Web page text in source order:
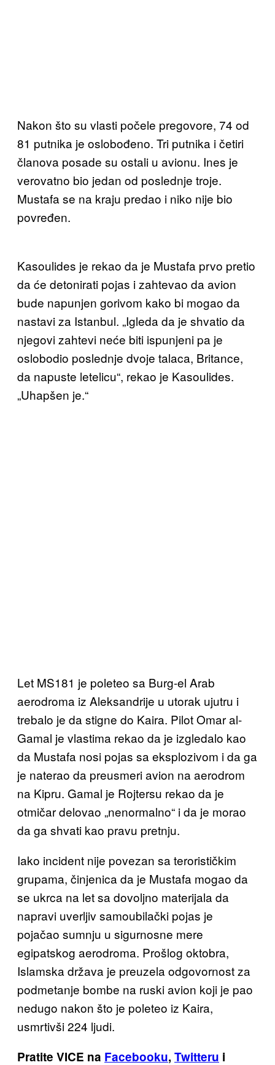
Nakon što su vlasti počele pregovore, 74 od
81 putnika je oslobođeno. Tri putnika i četiri
članova posade su ostali u avionu. Ines je
verovatno bio jedan od poslednje troje.
Mustafa se na kraju predao i niko nije bio
povređen.
Kasoulides je rekao da je Mustafa prvo pretio
da će detonirati pojas i zahtevao da avion
bude napunjen gorivom kako bi mogao da
nastavi za Istanbul. „Igleda da je shvatio da
njegovi zahtevi neće biti ispunjeni pa je
oslobodio poslednje dvoje talaca, Britance,
da napuste letelicu“, rekao je Kasoulides.
„Uhapšen je.“
Let MS181 je poleteo sa Burg-el Arab
aerodroma iz Aleksandrije u utorak ujutru i
trebalo je da stigne do Kaira. Pilot Omar al-
Gamal je vlastima rekao da je izgledalo kao
da Mustafa nosi pojas sa eksplozivom i da ga
je naterao da preusmeri avion na aerodrom
na Kipru. Gamal je Rojtersu rekao da je
otmičar delovao „nenormalno“ i da je morao
da ga shvati kao pravu pretnju.
Iako incident nije povezan sa terorističkim
grupama, činjenica da je Mustafa mogao da
se ukrca na let sa dovoljno materijala da
napravi uverljiv samoubilački pojas je
pojačao sumnju u sigurnosne mere
egipatskog aerodroma. Prošlog oktobra,
Islamska država je preuzela odgovornost za
podmetanje bombe na ruski avion koji je pao
nedugo nakon što je poleteo iz Kaira,
usmrtivši 224 ljudi.
Pratite VICE na Facebooku, Twitteru i